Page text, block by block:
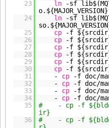
23
ln
-sf
o.${MAJOR_VERSION}
24
ln
-sf
25
cp -f
26
cp -f
27
cp -f
28
cp -f
29
cp -f
30
cp -f
31
- cp -f doc/
32
- cp -f doc/
33
- cp -f doc/
34
- cp -f doc/
35
# - cp -f ${blddir}/
ir}
36
# - cp -f ${blddir}/